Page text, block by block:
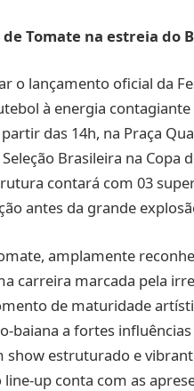
Tomate na estreia do
o lançamento oficial da
à energia contagiante
das 14h, na Praça
Brasileira na Copa
contará com 03
antes da grande
amplamente
carreira marcada pela
de maturidade
baiana a fortes
show estruturado e
up conta com as